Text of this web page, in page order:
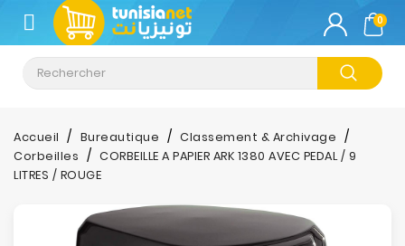
CATÉGORIE
Climatisation
Informatique
Téléphonie
0
Accueil Bureautique
Classement & Archivage
Corbeilles
CORBEILLE A PAPIER ARK 1380 AVEC PEDAL / 9
LITRES / ROUGE